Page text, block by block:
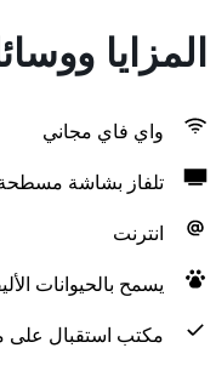
المزايا ووسائل
واي فاي مجاني
تلفاز بشاشة
انترنت
يسمح بالحيوانات
مكتب استقبال على مدار